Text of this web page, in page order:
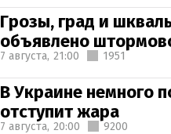
Грозы, град и
объявлено
7 августа, 21:00 1951
В Украине немного
отступит жара
7 августа, 20:00 9200